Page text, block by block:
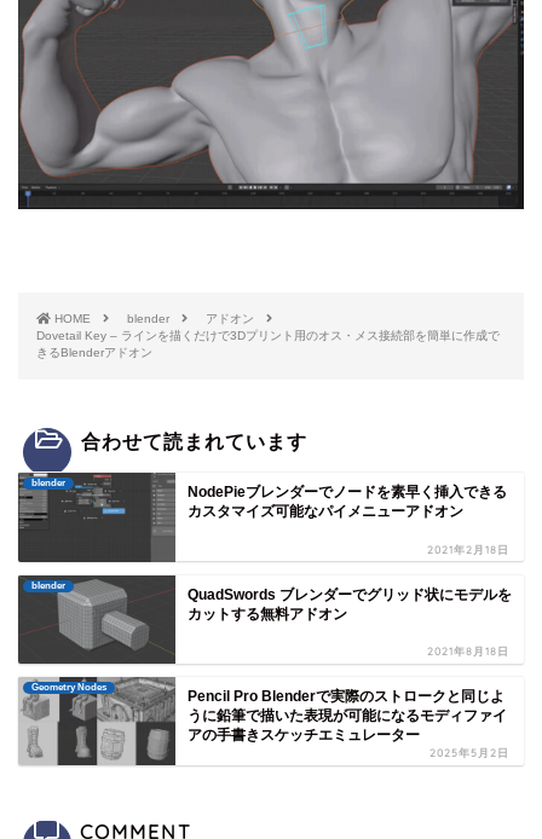
HOME blender
アドオン
Dovetail Key – ラインを描くだけで3Dプリント用のオス・メス接続部を簡単に作成で
きるBlenderアドオン
合わせて読まれています
blender
NodePieブレンダーでノードを素早く挿入できる
カスタマイズ可能なパイメニューアドオン
2021年2月18日
blender
QuadSwords ブレンダーでグリッド状にモデルを
カットする無料アドオン
2021年8月18日
Geometry Nodes
Pencil Pro Blenderで実際のストロークと同じよ
うに鉛筆で描いた表現が可能になるモディファイ
アの手書きスケッチエミュレーター
2025年5月2日
COMMENT